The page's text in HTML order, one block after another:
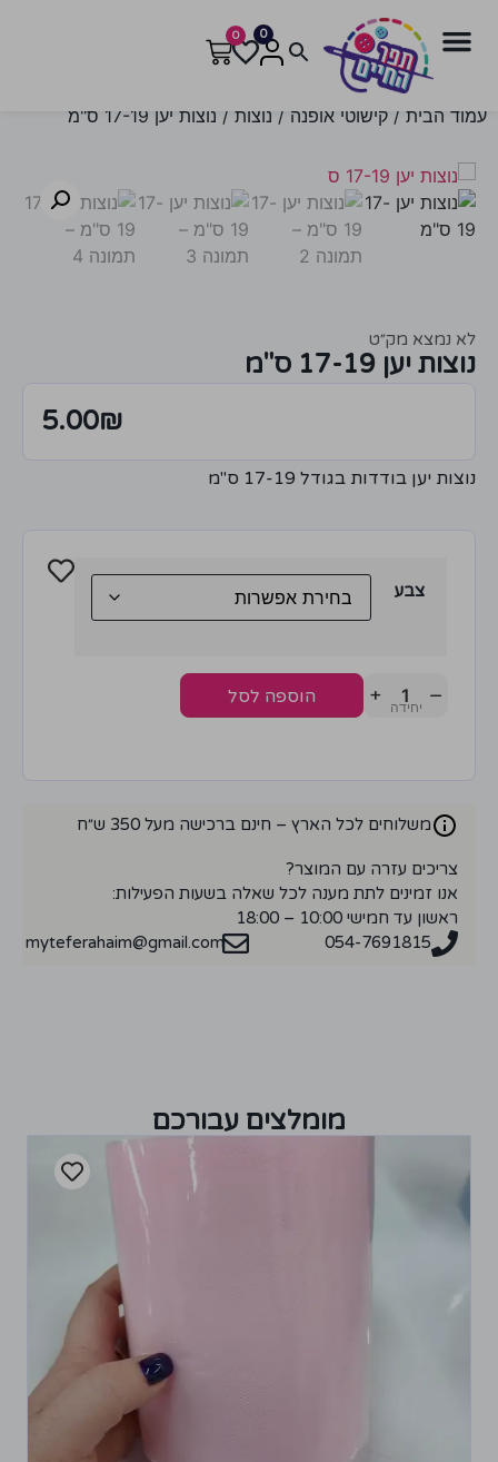
0
0
עמוד הבית / קישוטי אופנה / נוצות / נוצות יען 17-19 ס"מ
לא נמצא מק״ט
נוצות יען 17-19 ס"מ
5.00₪
נוצות יען בודדות בגודל 17-19 ס"מ
צבע
−
+ הוספה לסל
משלוחים לכל הארץ – חינם ברכישה מעל 350 ש״ח
צריכים עזרה עם המוצר?
אנו זמינים לתת מענה לכל שאלה בשעות הפעילות:
ראשון עד חמישי 10:00 – 18:00
054-7691815
myteferahaim@gmail.com
מומלצים עבורכם